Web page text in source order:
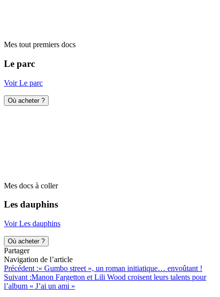
Mes tout premiers docs
Le parc
Voir Le parc
Où acheter ?
Mes docs à coller
Les dauphins
Voir Les dauphins
Où acheter ?
Partager
Navigation de l’article
Précédent :« Gumbo street », un roman initiatique… envoûtant !
Suivant :Manon Fargetton et Lili Wood croisent leurs talents pour
l’album « J’ai un ami »